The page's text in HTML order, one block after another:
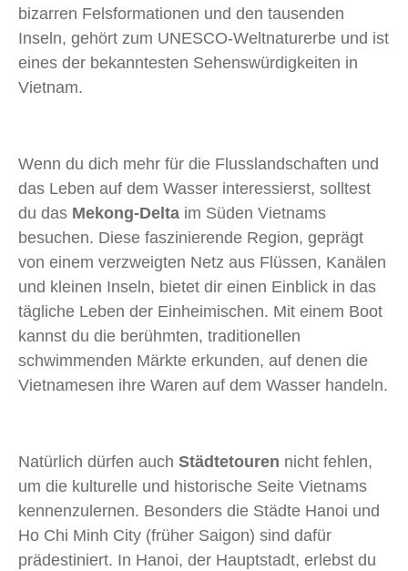
bizarren Felsformationen und den tausenden
Inseln, gehört zum UNESCO-Weltnaturerbe und ist
eines der bekanntesten Sehenswürdigkeiten in
Vietnam.
Wenn du dich mehr für die Flusslandschaften und
das Leben auf dem Wasser interessierst, solltest
du das Mekong-Delta im Süden Vietnams
besuchen. Diese faszinierende Region, geprägt
von einem verzweigten Netz aus Flüssen, Kanälen
und kleinen Inseln, bietet dir einen Einblick in das
tägliche Leben der Einheimischen. Mit einem Boot
kannst du die berühmten, traditionellen
schwimmenden Märkte erkunden, auf denen die
Vietnamesen ihre Waren auf dem Wasser handeln.
Natürlich dürfen auch Städtetouren nicht fehlen,
um die kulturelle und historische Seite Vietnams
kennenzulernen. Besonders die Städte Hanoi und
Ho Chi Minh City (früher Saigon) sind dafür
prädestiniert. In Hanoi, der Hauptstadt, erlebst du